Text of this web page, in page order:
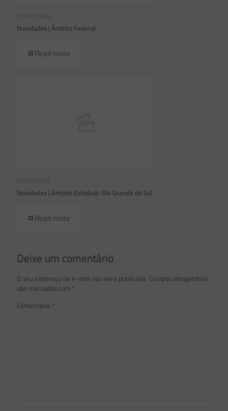
23/07/2026
Novidades | Âmbito Federal
Read more
23/07/2026
Novidades | Âmbito Estadual: Rio Grande do Sul
Read more
Deixe um comentário
O seu endereço de e-mail não será publicado. Campos obrigatórios
são marcados com *
Comentário *